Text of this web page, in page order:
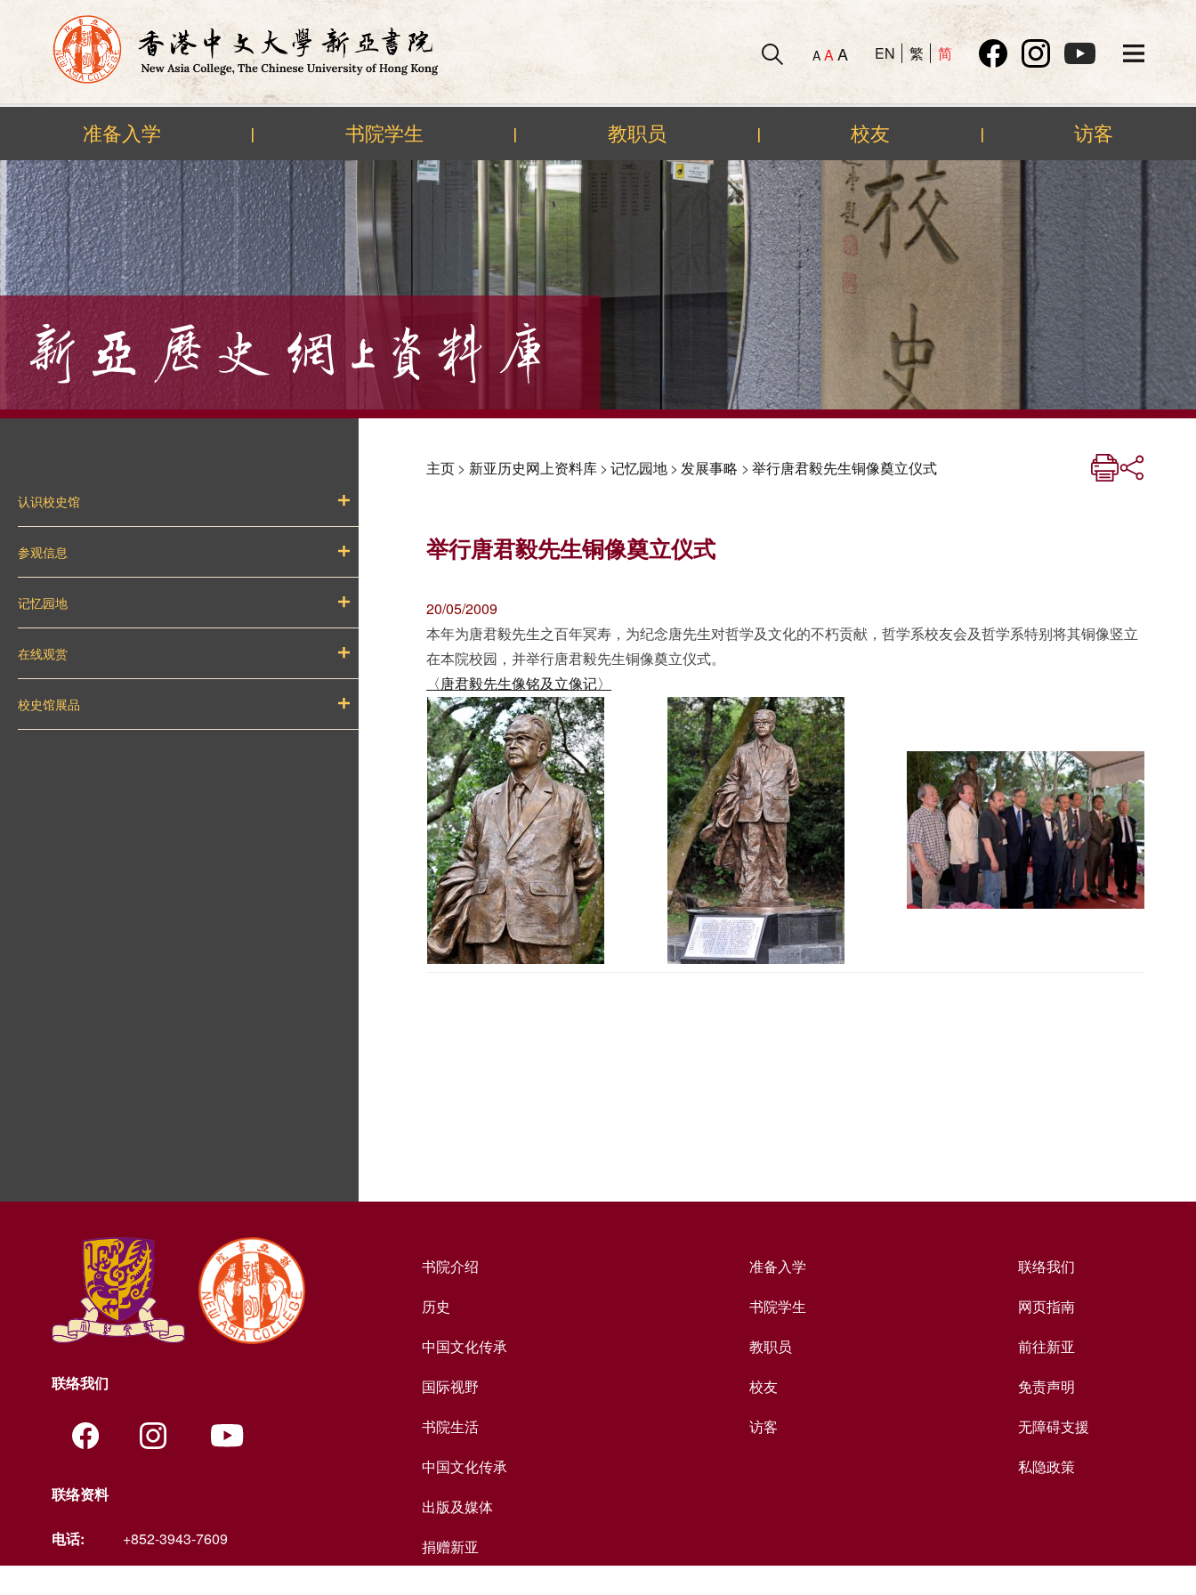
Skip
to
content
A AA EN 繁 简
准备入学 | 书院学生 | 教职员 | 校友 | 访客
认识校史馆
参观信息
记忆园地
在线观赏
校史馆展品
主页> 新亚历史网上资料库> 记忆园地> 发展事略 > 举行唐君毅先生铜像奠立仪式
举行唐君毅先生铜像奠立仪式
20/05/2009
本年为唐君毅先生之百年冥寿，为纪念唐先生对哲学及文化的不朽贡献，哲学系校友会及哲学系特别将其铜像竖立
在本院校园，并举行唐君毅先生铜像奠立仪式。
〈唐君毅先生像铭及立像记〉
联络我们
联络资料
电话:
+852-3943-7609
书院介绍
历史
中国文化传承
国际视野
书院生活
中国文化传承
出版及媒体
捐赠新亚
准备入学
书院学生
教职员
校友
访客
联络我们
网页指南
前往新亚
免责声明
无障碍支援
私隐政策